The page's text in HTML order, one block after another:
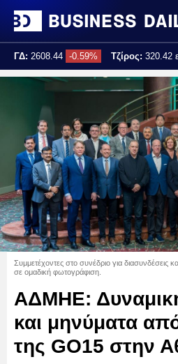
ΓΔ: 2608.44 -0.59% Τζίρος: 320.42
Τελ. ενημέρωση: 17:25:02
Συμμετέχοντες στο συνέδριο για διασυνδέσεις
σε ομαδική φωτογράφιση.
ΑΔΜΗΕ:
και μηνύματα
της GO15 στην